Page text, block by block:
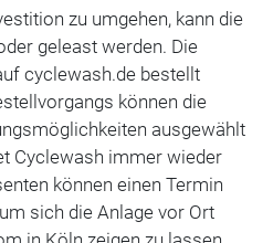
zu umgehen, kann die
geleast werden. Die
cyclewash.de bestellt
können die
ausgewählt
Cyclewash immer wieder
können einen Termin
sich die Anlage vor Ort